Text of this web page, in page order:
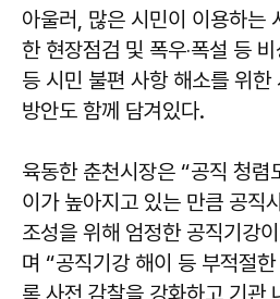
아울러, 많은 시민이 이용하는
한 현장점검 및 폭우‧폭설 등
등 시민 불편 사항 해소를 위
방안도 함께 담겨있다.
육동한 춘천시장은 “공직 청렴
이가 높아지고 있는 만큼 공직
조성을 위해 엄정한 공직기강
며 “공직기강 해이 등 부적절